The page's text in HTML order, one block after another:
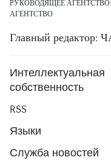
РУКОВОДЯЩЕЕ
АГЕНТСТВО
Главный
Интеллектуальная
собственность
RSS
Языки
Служба новостей